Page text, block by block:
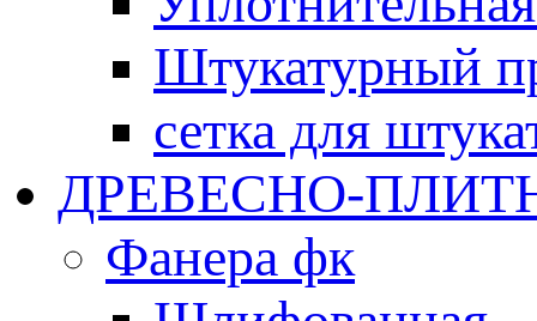
Штукатурный
сетка для
ДРЕВЕСНО-
Фанера фк